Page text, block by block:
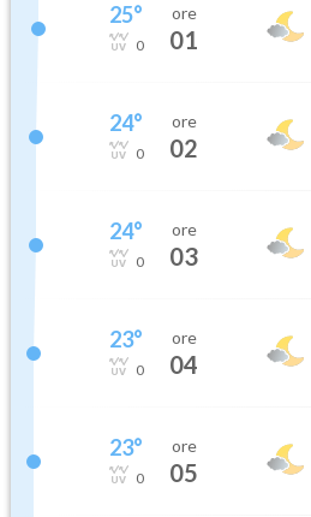
25°
0
ore
01
24°
0
ore
02
24°
0
ore
03
23°
0
ore
04
23°
0
ore
05